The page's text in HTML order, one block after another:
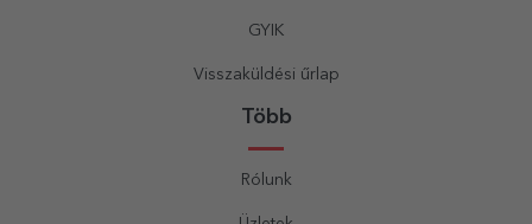
GYIK
Visszaküldési űrlap
Több
Rólunk